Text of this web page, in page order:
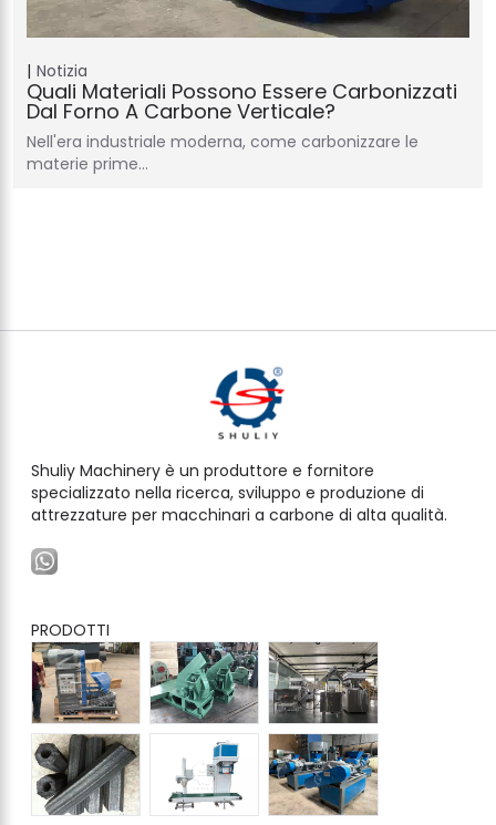
Notizia
Quali Materiali Possono Essere Carbonizzati
Dal Forno A Carbone Verticale?
Nell'era industriale moderna, come carbonizzare le
materie prime…
Shuliy Machinery è un produttore e fornitore
specializzato nella ricerca, sviluppo e produzione di
attrezzature per macchinari a carbone di alta qualità.
PRODOTTI